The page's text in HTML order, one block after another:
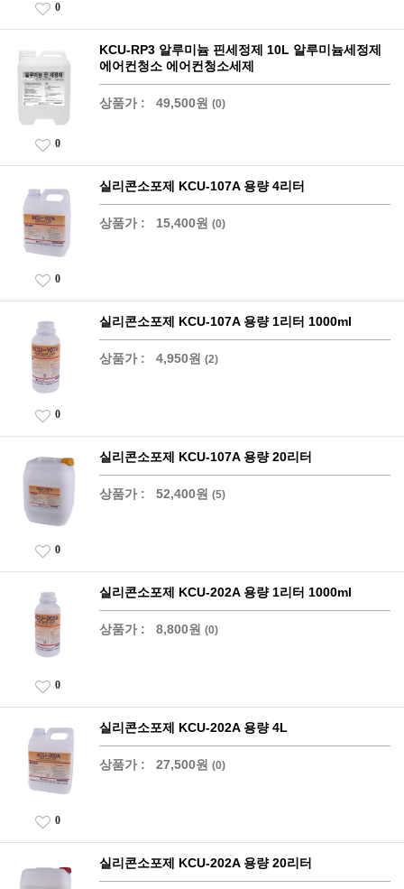
0
KCU-RP3 알루미늄 핀세정제 10L 알루미늄세정제
에어컨청소 에어컨청소세제
상품가 : 49,500원 (0)
0
실리콘소포제 KCU-107A 용량 4리터
상품가 : 15,400원 (0)
0
실리콘소포제 KCU-107A 용량 1리터 1000ml
상품가 : 4,950원 (2)
0
실리콘소포제 KCU-107A 용량 20리터
상품가 : 52,400원 (5)
0
실리콘소포제 KCU-202A 용량 1리터 1000ml
상품가 : 8,800원 (0)
0
실리콘소포제 KCU-202A 용량 4L
상품가 : 27,500원 (0)
0
실리콘소포제 KCU-202A 용량 20리터